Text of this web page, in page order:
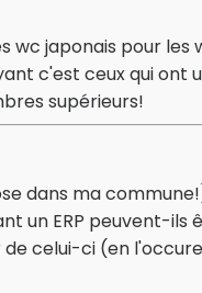
wc japonais pour les
c'est ceux qui ont
supérieurs!
dans ma
un ERP peuvent-ils
celui-ci (en